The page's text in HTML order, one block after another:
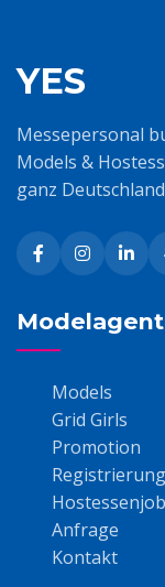
YES
Messepersonal
Models &
ganz Deutschland
Models
Grid Girls
Promotion
Registrierung
Anfrage
Kontakt